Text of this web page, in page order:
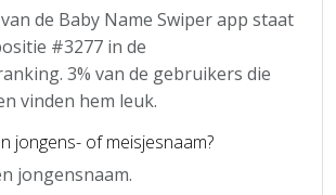
de Baby Name Swiper app staat
#3277 in de
3% van de gebruikers die
vinden hem leuk.
jongens- of meisjesnaam?
jongensnaam.